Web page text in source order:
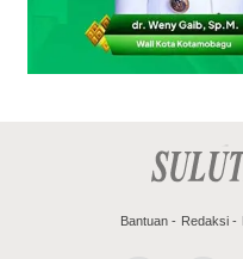
Bantuan Redaksi